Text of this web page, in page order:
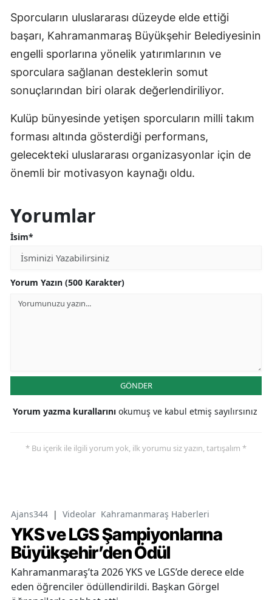
Sporcuların uluslararası düzeyde elde ettiği
başarı, Kahramanmaraş Büyükşehir Belediyesinin
engelli sporlarına yönelik yatırımlarının ve
sporculara sağlanan desteklerin somut
sonuçlarından biri olarak değerlendiriliyor.
Kulüp bünyesinde yetişen sporcuların milli takım
forması altında gösterdiği performans,
gelecekteki uluslararası organizasyonlar için de
önemli bir motivasyon kaynağı oldu.
Yorumlar
İsim*
Yorum Yazın (500 Karakter)
GÖNDER
Yorum yazma kurallarını okumuş ve kabul etmiş sayılırsınız
* Bu içerik ile ilgili yorum yok, ilk yorumu siz yazın, tartışalım *
Ajans344 | Videolar Kahramanmaraş Haberleri
YKS ve LGS Şampiyonlarına
Büyükşehir’den Ödül
Kahramanmaraş’ta 2026 YKS ve LGS’de derece elde
eden öğrenciler ödüllendirildi. Başkan Görgel